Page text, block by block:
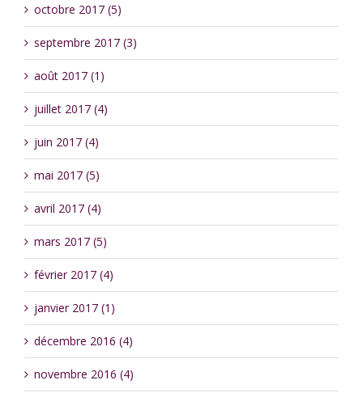
octobre 2017 (5)
septembre 2017 (3)
août 2017 (1)
juillet 2017 (4)
juin 2017 (4)
mai 2017 (5)
avril 2017 (4)
mars 2017 (5)
février 2017 (4)
janvier 2017 (1)
décembre 2016 (4)
novembre 2016 (4)